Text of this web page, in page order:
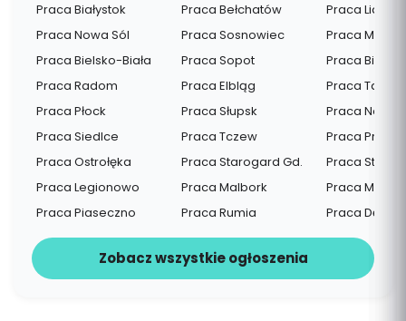
Praca Białystok
Praca Nowa Sól
Praca Bielsko-Biała
Praca Radom
Praca Płock
Praca Siedlce
Praca Ostrołęka
Praca Legionowo
Praca Piaseczno
Praca Bełchatów
Praca Sosnowiec
Praca Sopot
Praca Elbląg
Praca Słupsk
Praca Tczew
Praca Starogard Gd.
Praca Malbork
Praca Rumia
Praca
Praca
Praca Bielsko
Praca
Praca Nowy
Praca
Praca
Praca Mielec
Praca Dębica
Zobacz wszystkie ogłoszenia